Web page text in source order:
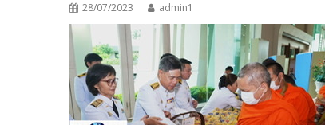
28/07/2023 admin1